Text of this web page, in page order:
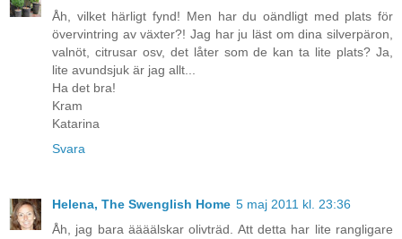
Åh, vilket härligt fynd! Men har du oändligt med plats för
övervintring av växter?! Jag har ju läst om dina silverpäron,
valnöt, citrusar osv, det låter som de kan ta lite plats? Ja,
lite avundsjuk är jag allt...
Ha det bra!
Kram
Katarina
Svara
Helena, The Swenglish Home 5 maj 2011 kl. 23:36
Åh, jag bara äääälskar olivträd. Att detta har lite rangligare